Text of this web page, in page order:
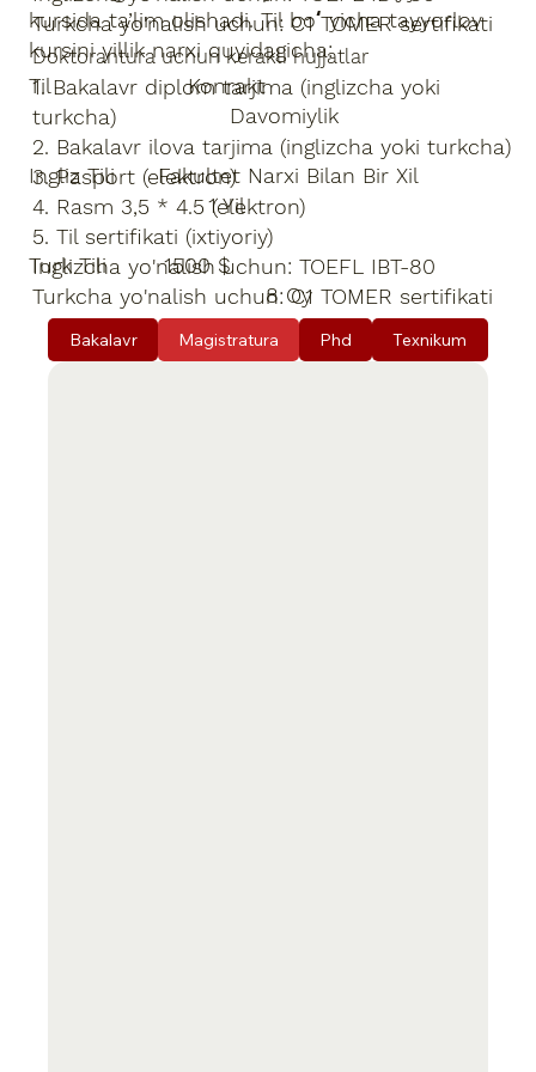
Turkcha yo'nalish uchun: C1 TOMER sertifikati
Doktorantura uchun kerakli hujjatlar
1. Bakalavr diplom tarjima (inglizcha yoki
turkcha)
2. Bakalavr ilova tarjima (inglizcha yoki turkcha)
3. Pasport (elektron)
4. Rasm 3,5 * 4.5 (elektron)
5. Til sertifikati (ixtiyoriy)
Inglizcha yo'nalish uchun: TOEFL IBT-80
Turkcha yo'nalish uchun: C1 TOMER sertifikati
kursida ta’lim olishadi. Til boʻyicha tayyorlov
kursini yillik narxi quyidagicha:
Til Konrakt
Davomiylik
Ingliz Tili Fakultet Narxi Bilan Bir Xil
1 Yil
Turk Tili 1500 $
8 Oy
Bakalavr Magistratura Phd Texnikum